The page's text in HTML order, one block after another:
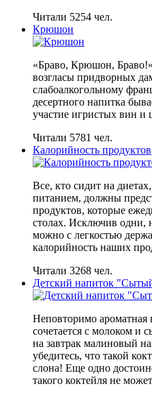
Читали 5254 чел.
Крюшон
«Браво, Крюшон,
возгласы придворных
слабоалкогольному
десертного напитка
участие игристых вин и
Читали 5781 чел.
Калорийность продуктов
Все, кто сидит на
питанием, должны
продуктов, которые
столах. Исключив одни,
можно с легкостью
калорийность наших
Читали 3268 чел.
Детский напиток
Неповторимо ароматная
сочетается с молоком и
на завтрак малиновый
убедитесь, что такой
слона! Еще одно
такого коктейля не